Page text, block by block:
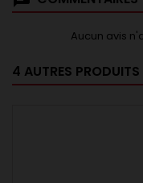
Aucun avis
4 AUTRES